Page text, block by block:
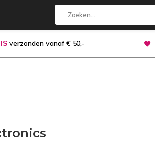
verzonden vanaf € 50,-